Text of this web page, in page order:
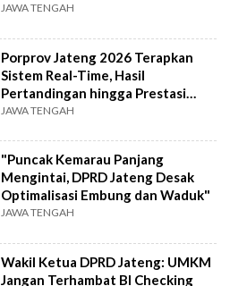
JAWA TENGAH
Porprov Jateng 2026 Terapkan
Sistem Real-Time, Hasil
Pertandingan hingga Prestasi
Dipantau Langsung
JAWA TENGAH
"Puncak Kemarau Panjang
Mengintai, DPRD Jateng Desak
Optimalisasi Embung dan Waduk"
JAWA TENGAH
Wakil Ketua DPRD Jateng: UMKM
Jangan Terhambat BI Checking